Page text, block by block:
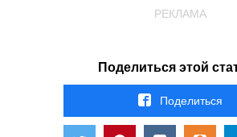
РЕКЛАМА
Поделиться этой
Поделиться